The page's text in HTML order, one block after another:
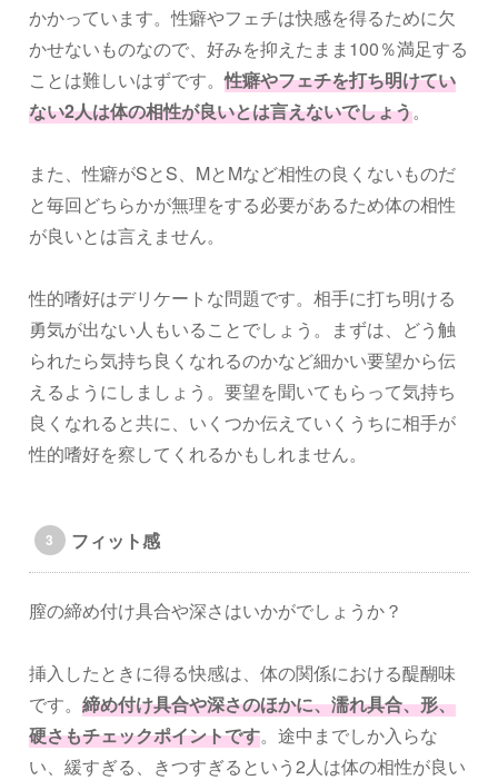
かかっています。性癖やフェチは快感を得るために欠
かせないものなので、好みを抑えたまま100％満足する
ことは難しいはずです。性癖やフェチを打ち明けてい
ない2人は体の相性が良いとは言えないでしょう。
また、性癖がSとS、MとMなど相性の良くないものだ
と毎回どちらかが無理をする必要があるため体の相性
が良いとは言えません。
性的嗜好はデリケートな問題です。相手に打ち明ける
勇気が出ない人もいることでしょう。まずは、どう触
られたら気持ち良くなれるのかなど細かい要望から伝
えるようにしましょう。要望を聞いてもらって気持ち
良くなれると共に、いくつか伝えていくうちに相手が
性的嗜好を察してくれるかもしれません。
フィット感
膣の締め付け具合や深さはいかがでしょうか？
挿入したときに得る快感は、体の関係における醍醐味
です。 締め付け具合や深さのほかに、濡れ具合、形、
硬さもチェックポイントです。途中までしか入らな
い、緩すぎる、きつすぎるという2人は体の相性が良い